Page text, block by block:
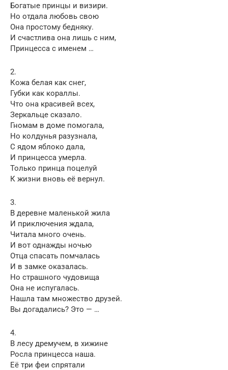
Богатые принцы и визири.
Но отдала любовь свою
Она простому бедняку.
И счастлива она лишь с ним,
Принцесса с именем …
2.
Кожа белая как снег,
Губки как кораллы.
Что она красивей всех,
Зеркальце сказало.
Гномам в доме помогала,
Но колдунья разузнала,
С ядом яблоко дала,
И принцесса умерла.
Только принца поцелуй
К жизни вновь её вернул.
3.
В деревне маленькой жила
И приключения ждала,
Читала много очень.
И вот однажды ночью
Отца спасать помчалась
И в замке оказалась.
Но страшного чудовища
Она не испугалась.
Нашла там множество друзей.
Вы догадались? Это — …
4.
В лесу дремучем, в хижине
Росла принцесса наша.
Её три феи спрятали